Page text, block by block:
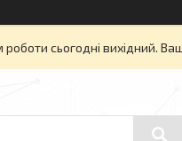
сьогодні вихідний.